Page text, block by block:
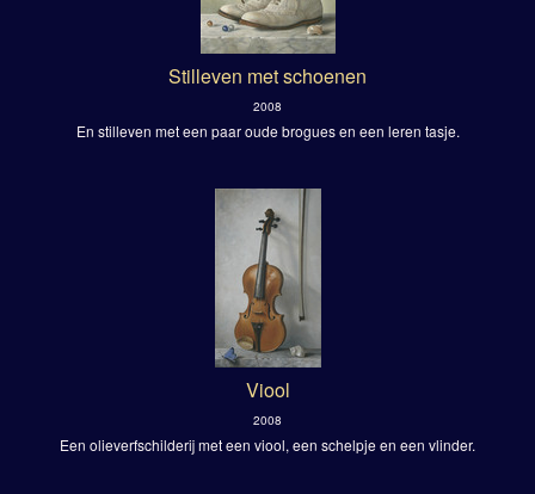
Stilleven met schoenen
2008
En stilleven met een paar oude brogues en een leren tasje.
Viool
2008
Een olieverfschilderij met een viool, een schelpje en een vlinder.